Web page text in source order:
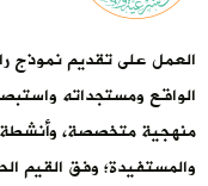
العمل على تقديم نموذج
الواقع ومستجداته
منهجية متخصصة، وأنشطة
والمستفيدة؛ وفق القيم